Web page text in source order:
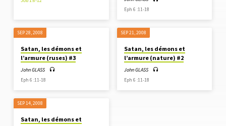
Eph 6 :11-18
SEP 28, 2008
Satan, les démons et
l’armure (ruses) #3
John GLASS
Eph 6 :11-18
SEP 21, 2008
Satan, les démons et
l’armure (nature) #2
John GLASS
Eph 6 :11-18
SEP 14, 2008
Satan, les démons et